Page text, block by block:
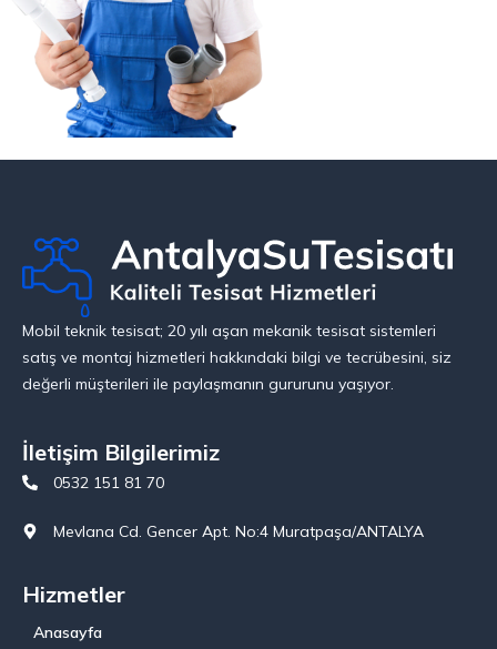
Mobil teknik tesisat; 20 yılı aşan mekanik tesisat sistemleri
satış ve montaj hizmetleri hakkındaki bilgi ve tecrübesini, siz
değerli müşterileri ile paylaşmanın gururunu yaşıyor.
Hizmetler
Anasayfa
İletişim Bilgilerimiz
0532 151 81 70
Mevlana Cd. Gencer Apt. No:4 Muratpaşa/ANTALYA